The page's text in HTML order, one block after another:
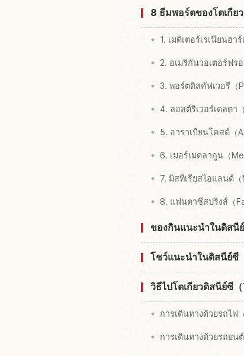
8 ธีมพอร์ตของโตเกีย
1. เมดิเตอร์เรเนียนฮา
2. อเมริกันวอเตอร์ฟร
3. พอร์ตดิสคัฟเวอรี（
4. ลอสต์ริเวอร์เดลตา
5. อาราเบียนโคสต์（
6. เมอร์เมดลากูน（
7. มิสทีเรียสไอแลนด์（
8. แฟนตาซีสปริงส์（
ของกินแนะนำในดิสนี
โชว์แนะนำในดิสนีย์ซี
วิธีไปโตเกียวดิสนีย์ซี
การเดินทางด้วยรถไฟ
การเดินทางด้วยรถยนต์